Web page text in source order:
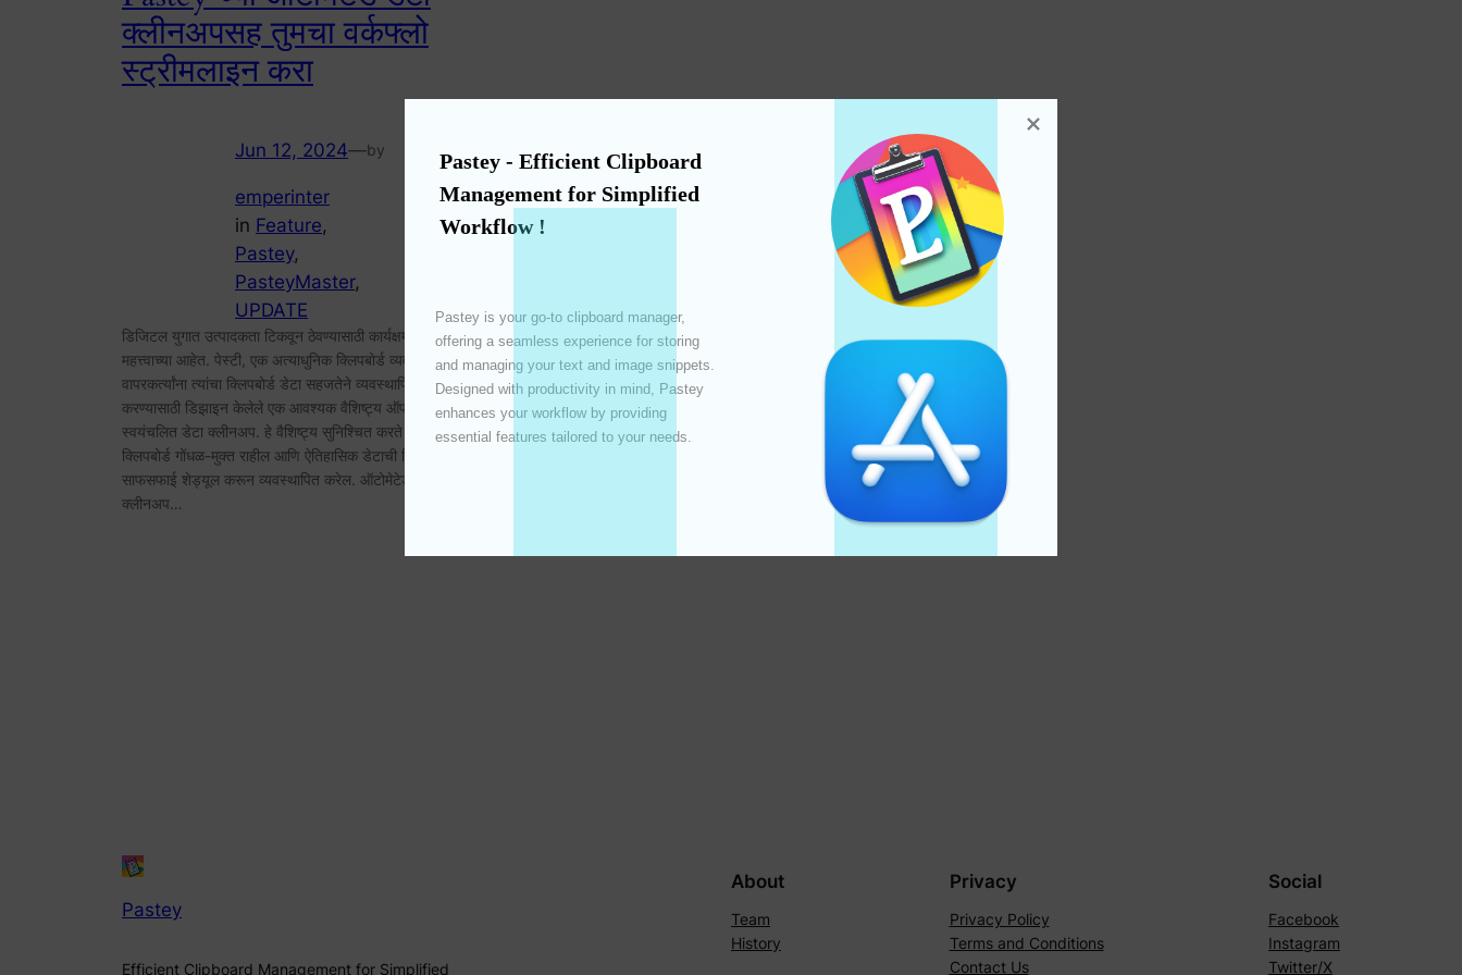
क्लीनअपसह तुमचा वर्कफ्लो
स्ट्रीमलाइन करा
Jun 12, 2024—by
emperinter
in Feature
Pastey
PasteyMaster
UPDATE
डिजिटल युगात उत्पादकता टिकवून ठेवण्यासाठी कार्यक्षमता आणि संघटना
महत्त्वाच्या आहेत. पेस्टी, एक अत्याधुनिक क्लिपबोर्ड व्यवस्थापक,
वापरकर्त्यांना त्यांचा क्लिपबोर्ड डेटा सहजतेने व्यवस्थापित करण्यात मदत
करण्यासाठी डिझाइन केलेले एक आवश्यक वैशिष्ट्य ऑफर करते:
स्वयंचलित डेटा क्लीनअप. हे वैशिष्ट्य सुनिश्चित करते की तुमचा
क्लिपबोर्ड गोंधळ-मुक्त राहील आणि ऐतिहासिक डेटाची नियमित
साफसफाई शेड्यूल करून व्यवस्थापित करेल. ऑटोमेटेड डेटा
क्लीनअप…
Pastey
Efficient Clipboard Management for Simplified
About
Team
History
Privacy
Privacy Policy
Terms and Conditions
Contact Us
Social
Facebook
Instagram
Twitter/X
Pastey - Efficient Clipboard
Management for Simplified
Workflow !
Pastey is your go-to clipboard manager,
offering a seamless experience for storing
and managing your text and image snippets.
Designed with productivity in mind, Pastey
enhances your workflow by providing
essential features tailored to your needs.